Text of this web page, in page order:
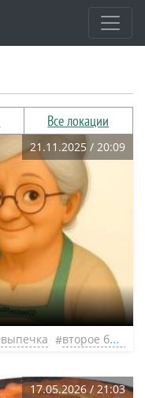
Все локации
21.11.2025 / 20:09
выпечка второе блюдо
17.05.2026 / 21:03